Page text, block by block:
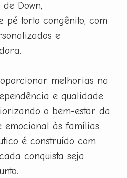
Down,
pé torto congênito, com
e
melhorias na
e qualidade
o bem-estar da
emocional às famílias.
é construído com
conquista seja